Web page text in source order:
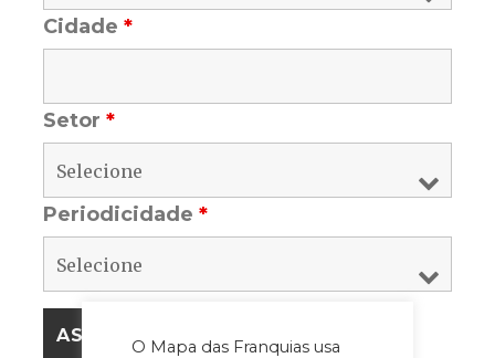
O Mapa das Franquias usa
Cidade*
Setor*
Periodicidade*